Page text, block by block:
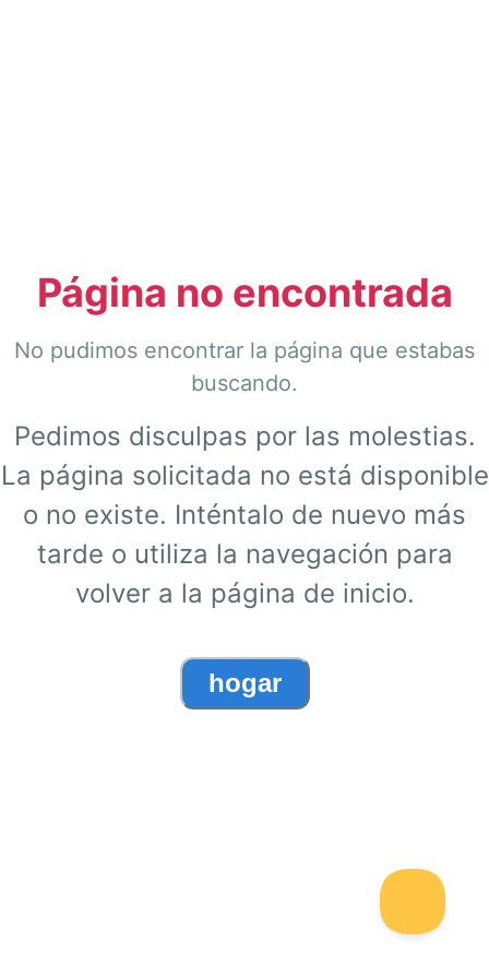
Página no encontrada
No pudimos encontrar la página que estabas
buscando.
Pedimos disculpas por las molestias.
La página solicitada no está disponible
o no existe. Inténtalo de nuevo más
tarde o utiliza la navegación para
volver a la página de inicio.
hogar